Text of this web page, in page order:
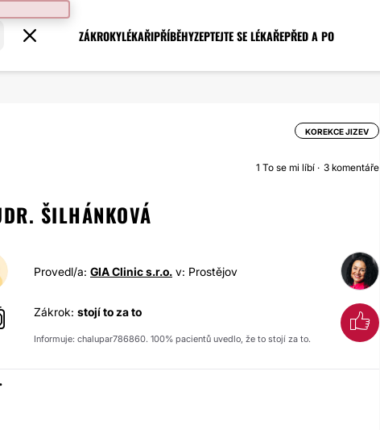
ZÁKROKYLÉKAŘIPŘÍBĚHYZEPTEJTE SE LÉKAŘEPŘED A PO
KOREKCE JIZEV
1 To se mi líbí 3 komentáře
ŠILHÁNKOVÁ
Provedl/a: GIA Clinic s.r.o. v: Prostějov
Zákrok: stojí to za to
Informuje: chalupar786860. 100% pacientů uvedlo, že to stojí za to.